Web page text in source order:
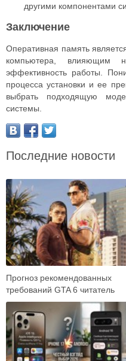
другими компонентами
Заключение
Оперативная память
компьютера, влияющим
эффективность работы.
процесса установки и ее
выбрать подходящую
системы.
Последние новости
Прогноз рекомендованных
требований GTA 6 читатель
встречает как готовый ответ:
вот карта …